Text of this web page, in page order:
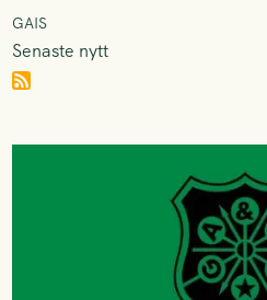
GAIS
Senaste nytt